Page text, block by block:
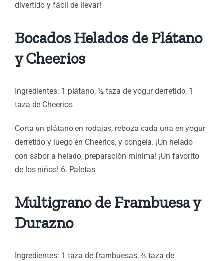
divertido y fácil de llevar!
Bocados Helados de Plátano
y Cheerios
Ingredientes: 1 plátano, ½ taza de yogur derretido, 1
taza de Cheerios
Corta un plátano en rodajas, reboza cada una en yogur
derretido y luego en Cheerios, y congela. ¡Un helado
con sabor a helado, preparación mínima! ¡Un favorito
de los niños! 6. Paletas
Multigrano de Frambuesa y
Durazno
Ingredientes: 1 taza de frambuesas, ⅔ taza de